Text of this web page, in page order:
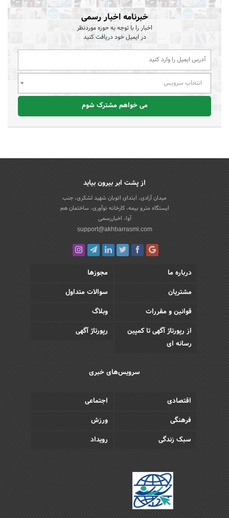
خبرنامه اخبار رسمی
اخبار را با توجه به حوزه موردنظر
در ایمیل خود دریافت کنید
انتخاب سرویس
می خواهم مشترک شوم
از پشت ابر بیرون بیاید
میدان آزادی، ابتدای اتوبان شهید لشکری، جنب
ایستگاه مترو بیمه، کارخانه نوآوری، ساختمان هم
آوا، اخباررسمی
support@akhbarrasmi.com
درباره ما
مجوزها
مشتریان
سوالات متداول
قوانین و مقررات
وبلاگ
از رپورتاژ آگهی تا کمپین
رسانه ای
رپورتاژ آگهی
سرویس‌های خبری
اقتصادی
اجتماعی
فرهنگی
ورزش
سبک زندگی
رویداد